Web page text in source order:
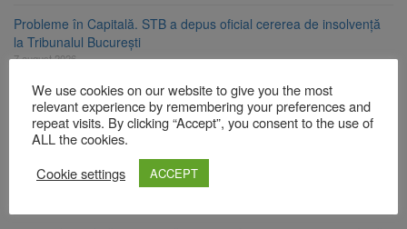
Probleme în Capitală. STB a depus oficial cererea de insolvență
la Tribunalul București
7 august 2026
Guvernul pregătește posibile limitări de consum pentru marii
consumatori de energie
7 august 2026
FIDELIS VIII: Investiții în lei și euro, cu dobânzi neimpozabile de
până la 7,50%
We use cookies on our website to give you the most
relevant experience by remembering your preferences and
repeat visits. By clicking “Accept”, you consent to the use of
ALL the cookies.
Cookie settings
ACCEPT